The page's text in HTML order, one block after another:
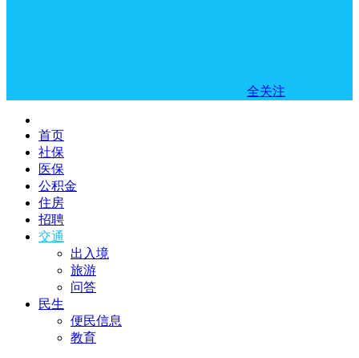
全关注
首页
社保
医保
公积金
住房
招聘
交通
出入境
旅游
问答
民生
便民信息
教育